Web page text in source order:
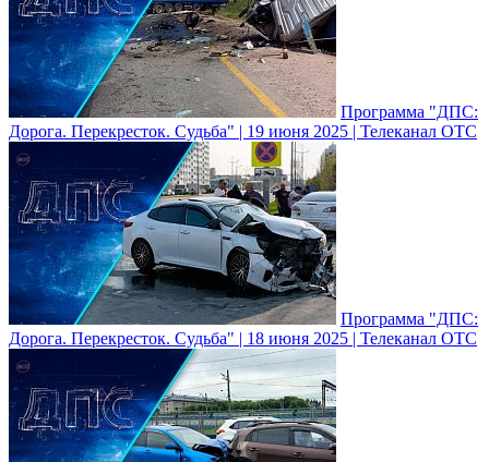
Программа "ДПС:
Дорога. Перекресток. Судьба" | 19 июня 2025 | Телеканал ОТС
Программа "ДПС:
Дорога. Перекресток. Судьба" | 18 июня 2025 | Телеканал ОТС